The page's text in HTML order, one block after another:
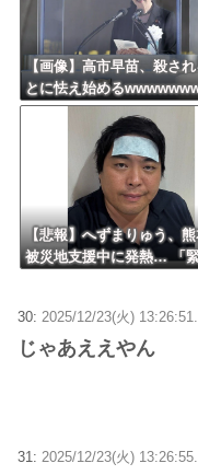
【画像】高市早苗、殺さ
とに怯え始める
【悲報】へずまりゅう、
被災地支援中に発熱… 「
30: 2025/12/23(火)
じゃあええやん
31: 2025/12/23(火)